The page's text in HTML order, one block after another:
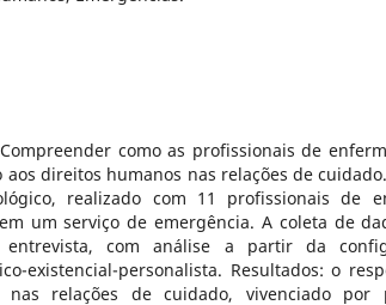
como as profissionais de
aos direitos humanos nas relações de
realizado com 11 profissionais de
um serviço de emergência. A coleta de
com análise a partir da
existencial-personalista. Resultados: o
nas relações de cuidado, vivenciado por